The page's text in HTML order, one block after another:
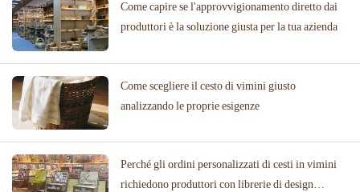
Come capire se l'approvvigionamento diretto dai
produttori è la soluzione giusta per la tua azienda
Come scegliere il cesto di vimini giusto
analizzando le proprie esigenze
Perché gli ordini personalizzati di cesti in vimini
richiedono produttori con librerie di design